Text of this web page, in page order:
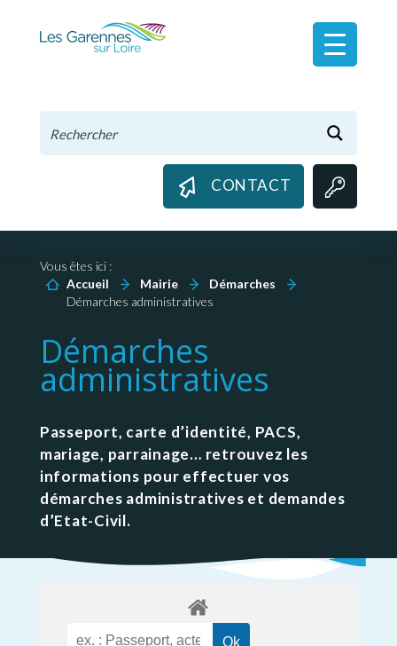
CONTACT
Vous êtes ici :
Accueil
Mairie
Démarches
Démarches administratives
Démarches
administratives
Passeport, carte d’identité, PACS,
mariage, parrainage… retrouvez les
informations pour effectuer vos
démarches administratives et demandes
d’Etat-Civil.